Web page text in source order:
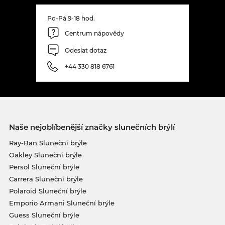
Po-Pá 9-18 hod.
Centrum nápovědy
Odeslat dotaz
+44 330 818 6761
Naše nejoblíbenější značky slunečních brýlí
Ray-Ban Sluneční brýle
Oakley Sluneční brýle
Persol Sluneční brýle
Carrera Sluneční brýle
Polaroid Sluneční brýle
Emporio Armani Sluneční brýle
Guess Sluneční brýle